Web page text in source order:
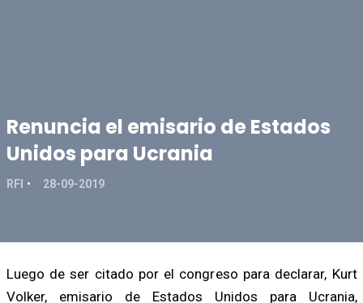
Renuncia el emisario de Estados
Unidos para Ucrania
RFI 28-09-2019
Luego de ser citado por el congreso para declarar, Kurt
Volker, emisario de Estados Unidos para Ucrania,